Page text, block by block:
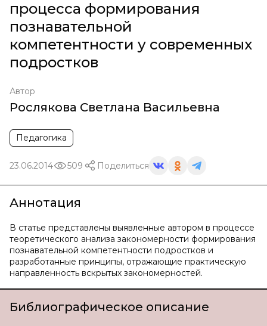
процесса формирования
познавательной
компетентности у современных
подростков
Автор
Рослякова Светлана Васильевна
Педагогика
23.06.2014 509 Поделиться
Аннотация
В статье представлены выявленные автором в процессе
теоретического анализа закономерности формирования
познавательной компетентности подростков и
разработанные принципы, отражающие практическую
направленность вскрытых закономерностей.
Библиографическое описание